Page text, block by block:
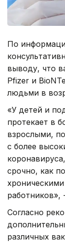
По
выводу, что
Pfizer и
людьми в
«У детей и
протекает в
взрослыми,
с более
срочно, как
работников»,
Согласно
различных